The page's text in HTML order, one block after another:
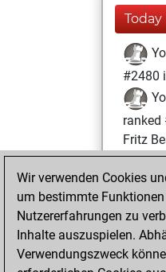
Today
#2480
ranked
Fritz
2022
Wir verwenden Cookies
um bestimmte
Nutzererfahrungen zu
Inhalte auszuspielen.
Verwendungszweck